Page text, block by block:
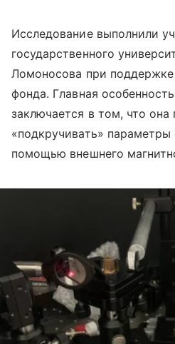
Исследование выполнили
государственного
Ломоносова при поддержке
фонда. Главная
заключается в том, что она
«подкручивать» параметры
помощью внешнего